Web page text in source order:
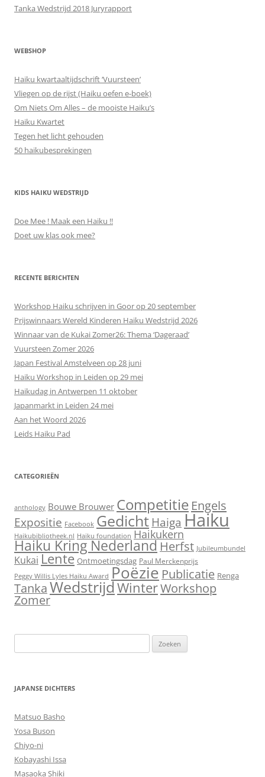
Tanka Wedstrijd 2018 Juryrapport
WEBSHOP
Haiku kwartaaltijdschrift ‘Vuursteen’
Vliegen op de rijst (Haiku oefen e-boek)
Om Niets Om Alles – de mooiste Haiku’s
Haiku Kwartet
Tegen het licht gehouden
50 haikubesprekingen
KIDS HAIKU WEDSTRIJD
Doe Mee ! Maak een Haiku !!
Doet uw klas ook mee?
RECENTE BERICHTEN
Workshop Haiku schrijven in Goor op 20 september
Prijswinnaars Wereld Kinderen Haiku Wedstrijd 2026
Winnaar van de Kukai Zomer26: Thema ‘Dageraad’
Vuursteen Zomer 2026
Japan Festival Amstelveen op 28 juni
Haiku Workshop in Leiden op 29 mei
Haikudag in Antwerpen 11 oktober
Japanmarkt in Leiden 24 mei
Aan het Woord 2026
Leids Haiku Pad
CATEGORIEËN
anthology Bouwe Brouwer Competitie Engels
Expositie Facebook Gedicht Haiga Haiku
Haikubibliotheek.nl Haiku foundation Haikukern
Haiku Kring Nederland Herfst Jubileumbundel
Kukai Lente Ontmoetingsdag Paul Merckenprijs
Peggy Willis Lyles Haiku Award Poëzie Publicatie Renga
TankaWedstrijdWinterWorkshop
Zomer
naar:
JAPANSE DICHTERS
Matsuo Basho
Yosa Buson
Chiyo-ni
Kobayashi Issa
Masaoka Shiki